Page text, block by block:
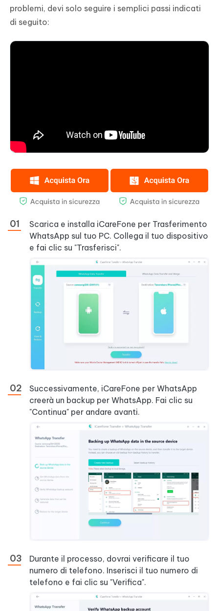
problemi, devi solo seguire i semplici passi indicati
di seguito:
Scarica e installa iCareFone per Trasferimento
WhatsApp sul tuo PC. Collega il tuo dispositivo
e fai clic su "Trasferisci".
Successivamente, iCareFone per WhatsApp
creerà un backup per WhatsApp. Fai clic su
"Continua" per andare avanti.
Durante il processo, dovrai verificare il tuo
numero di telefono. Inserisci il tuo numero di
telefono e fai clic su "Verifica".